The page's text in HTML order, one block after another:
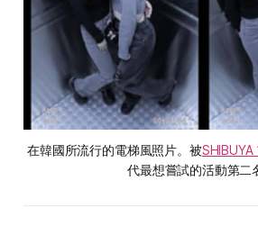
在韓國所流行的電梯風照片。被
代最想嘗試的活動第二